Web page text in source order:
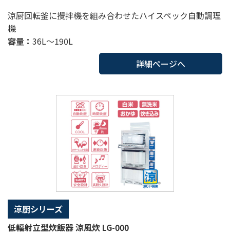
涼厨回転釜に攪拌機を組み合わせたハイスペック自動調理
機
容量： 36L～190L
詳細ページへ
涼厨シリーズ
低輻射立型炊飯器 涼風炊 LG-000